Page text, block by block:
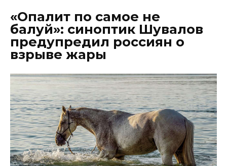
«Опалит по самое не
балуй»: синоптик Шувалов
предупредил россиян о
взрыве жары